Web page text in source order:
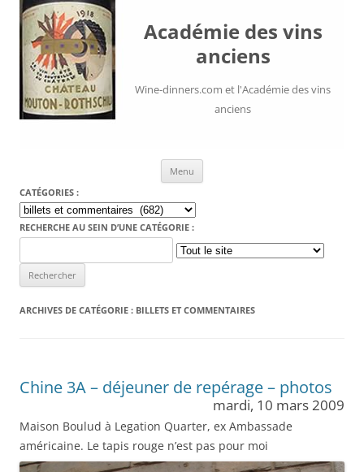
Académie des vins
anciens
Wine-dinners.com et l'Académie des vins
anciens
Menu
CATÉGORIES :
Catégories
:
RECHERCHE AU SEIN D’UNE CATÉGORIE :
for:
ARCHIVES DE CATÉGORIE : BILLETS ET COMMENTAIRES
Chine 3A – déjeuner de repérage – photos
mardi, 10 mars 2009
Maison Boulud à Legation Quarter, ex Ambassade
américaine. Le tapis rouge n’est pas pour moi